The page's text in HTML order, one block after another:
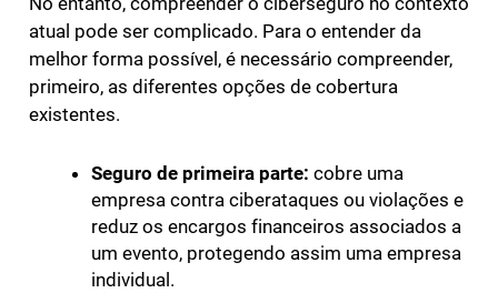
atual pode ser complicado. Para o entender da
melhor forma possível, é necessário compreender,
primeiro, as diferentes opções de cobertura
existentes.
Seguro de primeira parte: cobre uma
empresa contra ciberataques ou violações e
reduz os encargos financeiros associados a
um evento, protegendo assim uma empresa
individual.